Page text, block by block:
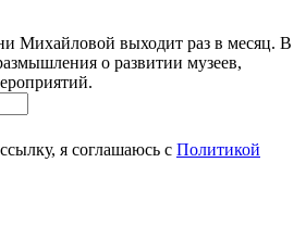
Михайловой выходит раз в месяц. В
о развитии музеев,
я соглашаюсь с Политикой